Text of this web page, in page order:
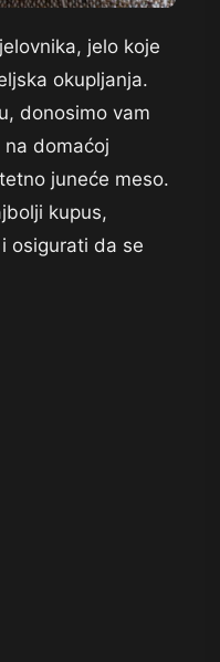
jelo koje
okupljanja.
donosimo vam
domaćoj
juneće meso.
kupus,
osigurati da se